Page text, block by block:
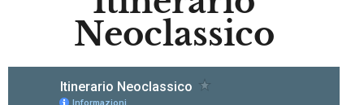
Neoclassico